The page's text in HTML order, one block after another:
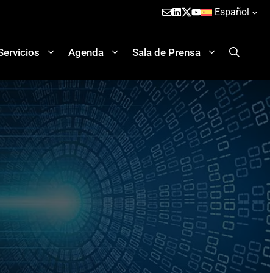
Español
Agenda Sala de Prensa